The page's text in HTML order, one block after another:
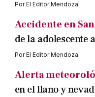
PorEl Editor Mendoza
Accidente en
de la adolescente
PorEl Editor Mendoza
Alerta
en el llano y